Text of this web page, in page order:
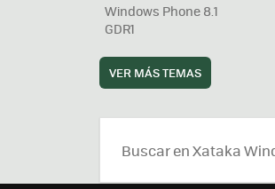
Windows Phone 8.1
GDR1
VER MÁS TEMAS